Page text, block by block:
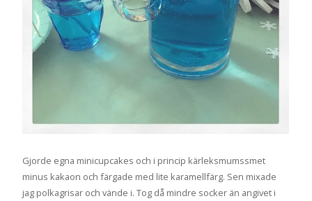
Gjorde egna minicupcakes och i princip kärleksmumssmet
minus kakaon och färgade med lite karamellfärg. Sen mixade
jag polkagrisar och vände i. Tog då mindre socker än angivet i